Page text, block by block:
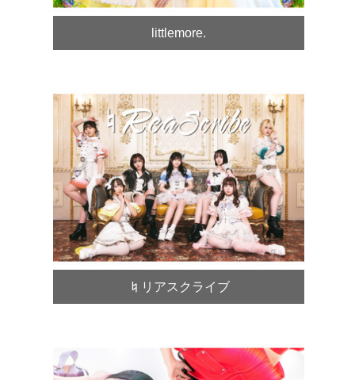
littlemore.
♮リアスクライブ